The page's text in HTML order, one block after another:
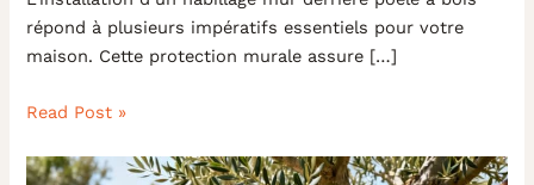
répond à plusieurs impératifs essentiels pour votre
maison. Cette protection murale assure […]
Read Post »